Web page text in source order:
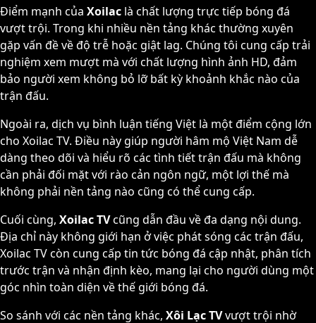
Điểm mạnh của Xoilac là chất lượng trực tiếp bóng đá
vượt trội. Trong khi nhiều nền tảng khác thường xuyên
gặp vấn đề về độ trễ hoặc giật lag. Chúng tôi cung cấp trải
nghiệm xem mượt mà với chất lượng hình ảnh HD, đảm
bảo người xem không bỏ lỡ bất kỳ khoảnh khắc nào của
trận đấu.
Ngoài ra, dịch vụ bình luận tiếng Việt là một điểm cộng lớn
cho Xoilac TV. Điều này giúp người hâm mộ Việt Nam dễ
dàng theo dõi và hiểu rõ các tình tiết trận đấu mà không
cần phải đối mặt với rào cản ngôn ngữ, một lợi thế mà
không phải nền tảng nào cũng có thể cung cấp.
Cuối cùng, Xoilac TVcũng dẫn đầu về đa dạng nội dung.
Địa chỉ này không giới hạn ở việc phát sóng các trận đấu,
Xoilac TV còn cung cấp tin tức bóng đá cập nhật, phân tích
trước trận và nhận định kèo, mang lại cho người dùng một
góc nhìn toàn diện về thế giới bóng đá.
So sánh với các nền tảng khác, Xôi Lạc TVvượt trội nhờ